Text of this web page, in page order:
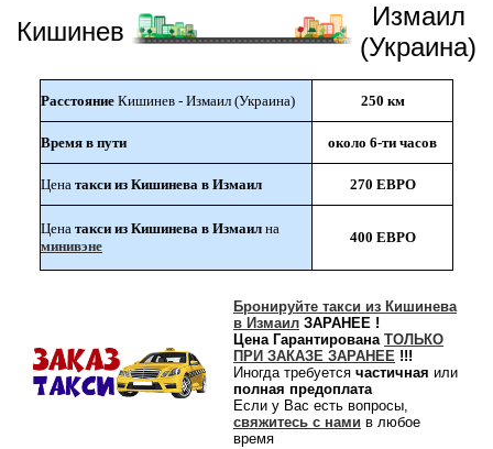
Кишинев
Измаил
(Украина)
Расстояние Кишинев - Измаил (Украина) 250 км
Время в пути около 6-ти часов
Цена такси из Кишинева в Измаил 270 ЕВРО
Цена такси из Кишинева в Измаил на
минивэне
400 ЕВРО
Бронируйте такси из Кишинева
в Измаил ЗАРАНЕЕ !
Цена Гарантирована ТОЛЬКО
ПРИ ЗАКАЗЕ ЗАРАНЕЕ !!!
Иногда требуется частичная или
полная предоплата
Если у Вас есть вопросы,
свяжитесь с нами в любое
время